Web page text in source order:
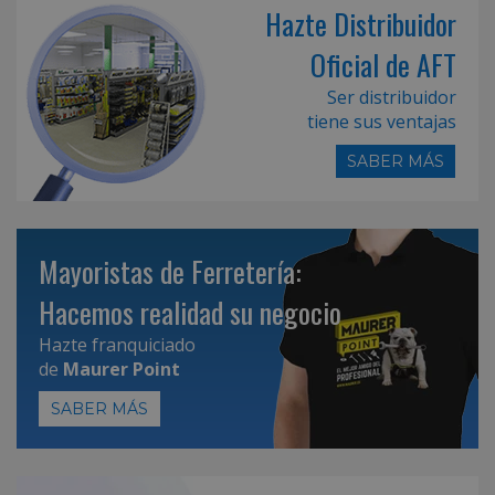
Hazte Distribuidor
Oficial de AFT
Ser distribuidor
tiene sus ventajas
SABER MÁS
Mayoristas de Ferretería:
Hacemos realidad su negocio
Hazte franquiciado
de Maurer Point
SABER MÁS